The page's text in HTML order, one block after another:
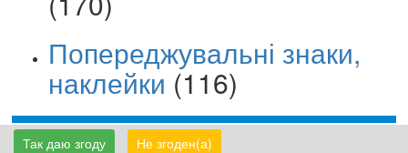
Так даю згоду
Не згоден(а)
Попереджувальні знаки,
наклейки (116)